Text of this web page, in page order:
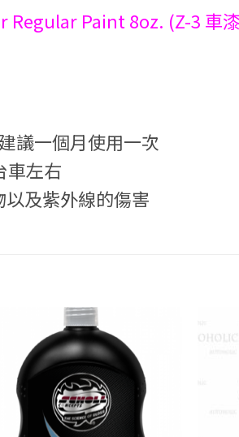
Regular Paint 8oz. (Z-3 車
議一個月使用一次
車左右
及紫外線的傷害
wishlist